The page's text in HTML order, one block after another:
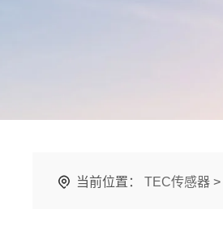
当前位置： TEC传感器 >